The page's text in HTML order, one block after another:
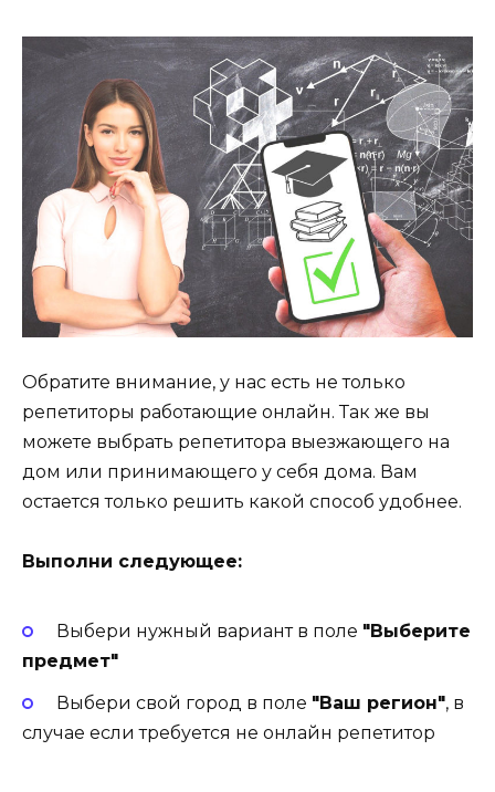
Обратите внимание, у нас есть не только
репетиторы работающие онлайн. Так же вы
можете выбрать репетитора выезжающего на
дом или принимающего у себя дома. Вам
остается только решить какой способ удобнее.
Выполни следующее:
Выбери нужный вариант в поле "Выберите
предмет"
Выбери свой город в поле "Ваш регион", в
случае если требуется не онлайн репетитор